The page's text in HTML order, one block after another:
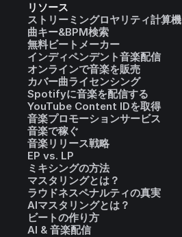
リソース
ストリーミングロヤリティ計算機
曲キー&BPM検索
無料ビートメーカー
インディペンデント音楽配信
オンラインで音楽を販売
カバー曲ライセンシング
Spotifyに音楽を配信する
YouTube Content IDを取得
音楽プロモーションサービス
音楽で稼ぐ
音楽リリース戦略
EP vs. LP
ミキシングの方法
マスタリングとは？
ラウドネスペナルティの真実
AIマスタリングとは？
ビートの作り方
AI & 音楽配信